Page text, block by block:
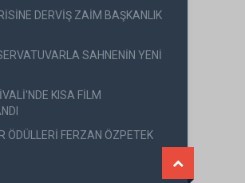
DERVİŞ ZAİM BAŞKANLIK
SAHNENİN YENİ
KISA FİLM
ÖDÜLLERİ FERZAN ÖZPETEK